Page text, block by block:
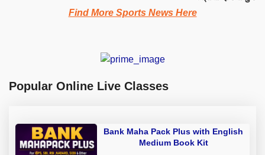
Find More Sports News Here
Popular Online Live Classes
Bank Maha Pack Plus with English
Medium Book Kit